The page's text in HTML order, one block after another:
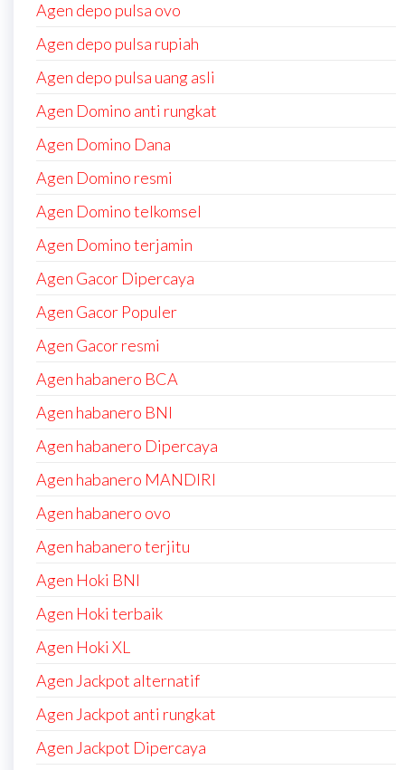
Agen depo pulsa ovo
Agen depo pulsa rupiah
Agen depo pulsa uang asli
Agen Domino anti rungkat
Agen Domino Dana
Agen Domino resmi
Agen Domino telkomsel
Agen Domino terjamin
Agen Gacor Dipercaya
Agen Gacor Populer
Agen Gacor resmi
Agen habanero BCA
Agen habanero BNI
Agen habanero Dipercaya
Agen habanero MANDIRI
Agen habanero ovo
Agen habanero terjitu
Agen Hoki BNI
Agen Hoki terbaik
Agen Hoki XL
Agen Jackpot alternatif
Agen Jackpot anti rungkat
Agen Jackpot Dipercaya